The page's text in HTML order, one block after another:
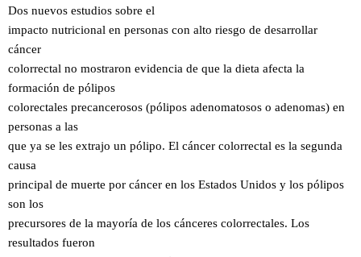
Dos nuevos estudios sobre el
impacto nutricional en personas con alto riesgo de desarrollar
cáncer
colorrectal no mostraron evidencia de que la dieta afecta la
formación de pólipos
colorectales precancerosos (pólipos adenomatosos o adenomas) en
personas a las
que ya se les extrajo un pólipo. El cáncer colorrectal es la segunda
causa
principal de muerte por cáncer en los Estados Unidos y los pólipos
son los
precursores de la mayoría de los cánceres colorrectales. Los
resultados fueron